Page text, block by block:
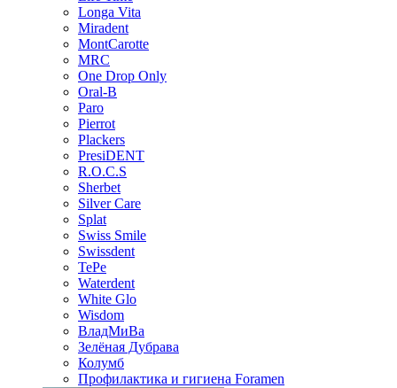
Longa Vita
Miradent
MontCarotte
MRC
One Drop Only
Oral-B
Paro
Pierrot
Plackers
PresiDENT
R.O.C.S
Sherbet
Silver Care
Splat
Swiss Smile
Swissdent
TePe
Waterdent
White Glo
Wisdom
ВладМиВа
Зелёная Дубрава
Колумб
Профилактика и гигиена Foramen